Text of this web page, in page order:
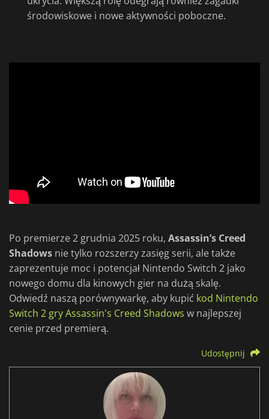
środowiskowe i nowe aktywności poboczne.
Po premierze 2 grudnia 2025 roku, Assassin’s Creed
Shadows nie tylko rozszerzy zasięg serii, ale także
zaprezentuje moc i potencjał Nintendo Switch 2 jako
nowego domu dla kinowych gier na dużą skalę.
Odwiedź naszą porównywarkę, aby kupić kod Nintendo
Switch 2 gry Assassin's Creed Shadows w najlepszej
cenie przed premierą.
Udostępnij